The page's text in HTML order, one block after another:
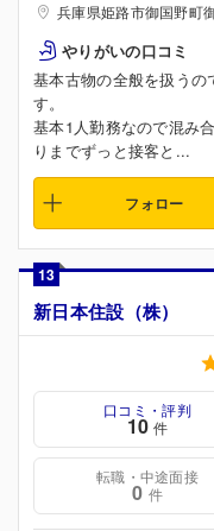
兵庫県姫路市御国野町
やりがいの口コミ
基本古物の全般を扱うの
す。
基本1人勤務なので混み
りまでずっと接客と...
フォロー
13
新日本住設（株）
口コミ・評判
10 件
転職・中途面接
0 件